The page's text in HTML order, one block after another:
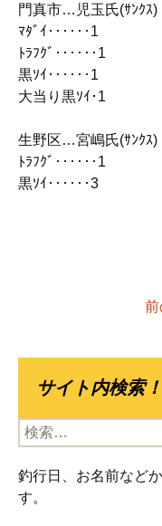
門真市…児玉氏(ｻﾝｸｽ)
ﾏﾀﾞｲ‥‥‥1
ﾄﾗﾌｸﾞ‥‥‥1
黒ｿｲ‥‥‥1
大当り黒ｿｲ･1
生野区…宮嶋氏(ｻﾝｸｽ)
ﾄﾗﾌｸﾞ‥‥‥1
黒ｿｲ‥‥‥3
前
サイト内検索！
検
索:
釣行日、お名前など
す。